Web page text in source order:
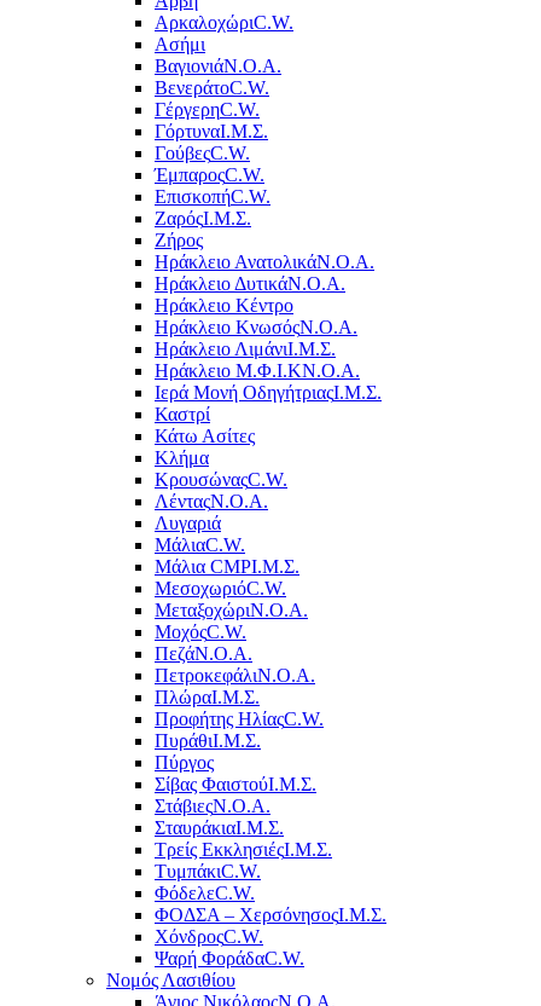
ΑρκαλοχώριC.W.
Ασήμι
ΒαγιονιάΝ.Ο.Α.
ΒενεράτοC.W.
ΓέργερηC.W.
ΓόρτυναΙ.Μ.Σ.
ΓούβεςC.W.
ΈμπαροςC.W.
ΕπισκοπήC.W.
ΖαρόςΙ.Μ.Σ.
Ζήρος
Ηράκλειο ΑνατολικάΝ.Ο.Α.
Ηράκλειο ΔυτικάΝ.Ο.Α.
Ηράκλειο Κέντρο
Ηράκλειο ΚνωσόςΝ.Ο.Α.
Ηράκλειο ΛιμάνιΙ.Μ.Σ.
Ηράκλειο Μ.Φ.Ι.ΚΝ.Ο.Α.
Ιερά Μονή ΟδηγήτριαςΙ.Μ.Σ.
Καστρί
Κάτω Ασίτες
Κλήμα
ΚρουσώναςC.W.
ΛένταςΝ.Ο.Α.
Λυγαριά
ΜάλιαC.W.
Μάλια CMPΙ.Μ.Σ.
ΜεσοχωριόC.W.
ΜεταξοχώριΝ.Ο.Α.
ΜοχόςC.W.
ΠεζάΝ.Ο.Α.
ΠετροκεφάλιΝ.Ο.Α.
ΠλώραΙ.Μ.Σ.
Προφήτης ΗλίαςC.W.
ΠυράθιΙ.Μ.Σ.
Πύργος
Σίβας ΦαιστούΙ.Μ.Σ.
ΣτάβιεςΝ.Ο.Α.
ΣταυράκιαΙ.Μ.Σ.
Τρείς ΕκκλησιέςΙ.Μ.Σ.
ΤυμπάκιC.W.
ΦόδελεC.W.
ΦΟΔΣΑ – ΧερσόνησοςΙ.Μ.Σ.
ΧόνδροςC.W.
Ψαρή ΦοράδαC.W.
Νομός Λασιθίου
Άγιος ΝικόλαοςΝ.Ο.Α.